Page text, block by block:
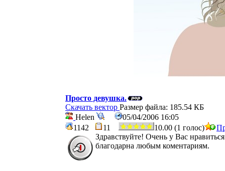
Просто девушка.
Скачать вектор Размер файла: 185.54 КБ
Helen
05/04/2006 16:05
1142
11 10.00 (1 голос)
Здравствуйте! Очень у Вас
благодарна любым коментариям.